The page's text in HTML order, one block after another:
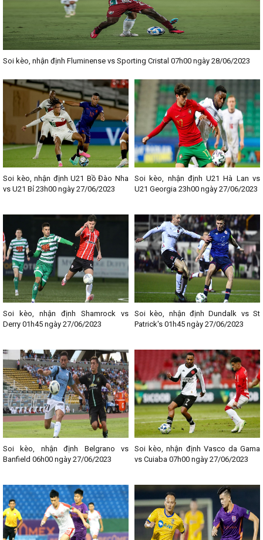
Soi kèo, nhận định Fluminense vs Sporting Cristal 07h00 ngày 28/06/2023
Soi kèo, nhận định U21 Bồ Đào Nha
vs U21 Bỉ 23h00 ngày 27/06/2023
Soi kèo, nhận định U21 Hà Lan vs
U21 Georgia 23h00 ngày 27/06/2023
Soi kèo, nhận định Shamrock vs
Derry 01h45 ngày 27/06/2023
Soi kèo, nhận định Dundalk vs St
Patrick's 01h45 ngày 27/06/2023
Soi kèo, nhận định Belgrano vs
Banfield 06h00 ngày 27/06/2023
Soi kèo, nhận định Vasco da Gama
vs Cuiaba 07h00 ngày 27/06/2023